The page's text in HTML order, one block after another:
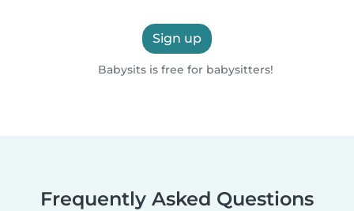
Sign up
Babysits is free for babysitters!
Frequently Asked Questions